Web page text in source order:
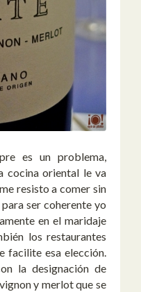
es un problema,
cocina oriental le va
resisto a comer sin
ser coherente yo
en el maridaje
los restaurantes
facilite esa elección.
la designación de
y merlot que se